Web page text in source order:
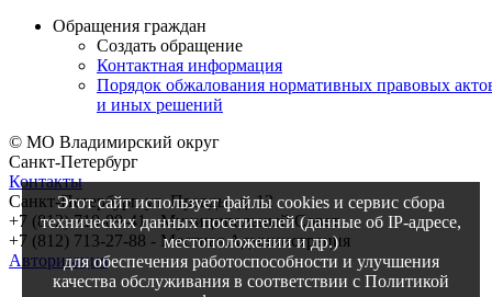
Обращения граждан
Создать обращение
Контактная информация
Порядок обжалования нормативных правовых
и иных решений
© МО Владимирский округ
Санкт-Петербург
Контакты
Санкт-Петербург, ул. Правды, д. 12
+7 (812) 710-89-41 - Муниципальный Cовет
+7 (812) 713-27-88 - Местная Администрация
Авторизация
Этот сайт использует файлы cookies и сервис сбора
технических данных посетителей (данные об IP-адресе,
местоположении и др.)
для обеспечения работоспособности и улучшения
качества обслуживания в соответствии с Политикой